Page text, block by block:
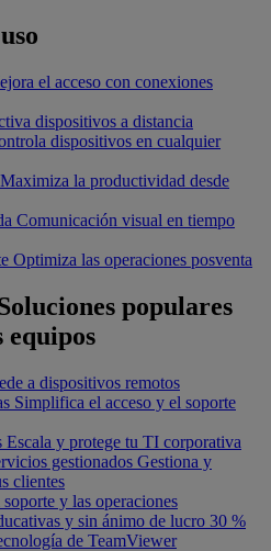
el acceso con conexiones
dispositivos a distancia
dispositivos en cualquier
Maximiza la productividad desde
Comunicación visual en tiempo
Optimiza las operaciones posventa
populares
equipos
a dispositivos remotos
Simplifica el acceso y el soporte
Escala y protege tu TI corporativa
gestionados Gestiona y
clientes
y las operaciones
y sin ánimo de lucro 30 %
de TeamViewer